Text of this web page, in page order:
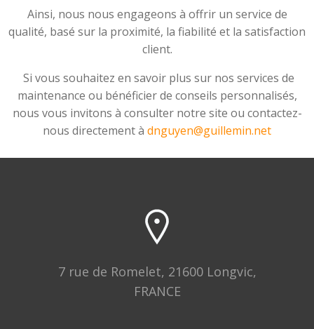
Ainsi, nous nous engageons à offrir un service de
qualité, basé sur la proximité, la fiabilité et la satisfaction
client.
Si vous souhaitez en savoir plus sur nos services de
maintenance ou bénéficier de conseils personnalisés,
nous vous invitons à consulter notre site ou contactez-
nous directement à dnguyen@guillemin.net
7 rue de Romelet, 21600 Longvic,
FRANCE